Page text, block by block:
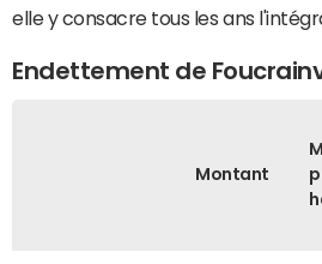
elle y consacre tous les ans
Endettement de
Montant